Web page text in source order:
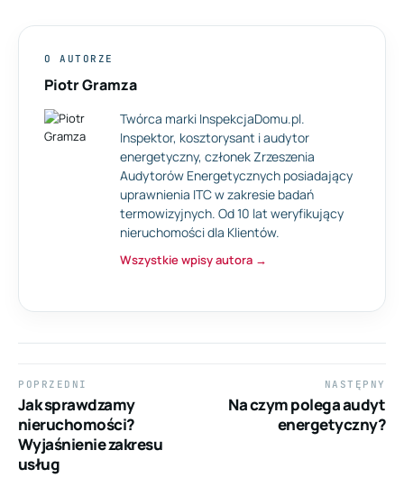
O AUTORZE
Piotr Gramza
Twórca marki InspekcjaDomu.pl.
Inspektor, kosztorysant i audytor
energetyczny, członek Zrzeszenia
Audytorów Energetycznych posiadający
uprawnienia ITC w zakresie badań
termowizyjnych. Od 10 lat weryfikujący
nieruchomości dla Klientów.
Wszystkie wpisy autora →
Nawigacja
wpisu
POPRZEDNI
Poprzedni
wpis:
Jak sprawdzamy
nieruchomości?
Wyjaśnienie zakresu
usług
NASTĘPNY
Następny
Na czym polega audyt
energetyczny?